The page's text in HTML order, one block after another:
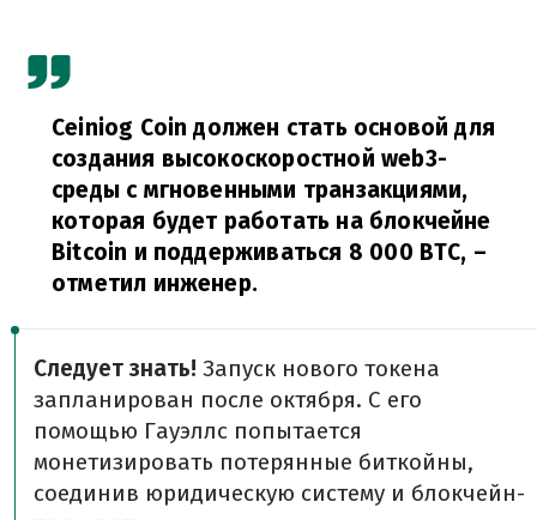
Ceiniog Coin должен стать основой для
создания высокоскоростной web3-
среды с мгновенными транзакциями,
которая будет работать на блокчейне
Bitcoin и поддерживаться 8 000 BTC, –
отметил инженер.
Следует знать! Запуск нового токена
запланирован после октября. С его
помощью Гауэллс попытается
монетизировать потерянные биткойны,
соединив юридическую систему и блокчейн-